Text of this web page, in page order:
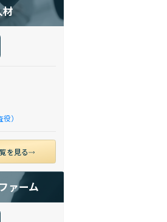
材
）
を見る
ァーム